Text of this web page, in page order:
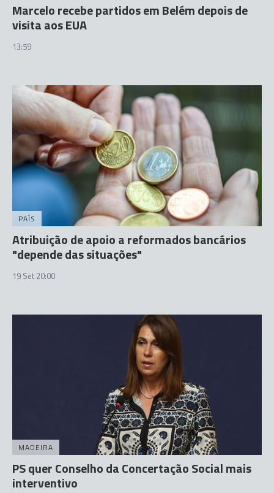
Marcelo recebe partidos em Belém depois de
visita aos EUA
13:59
PAÍS
Atribuição de apoio a reformados bancários
"depende das situações"
19 Set 20:00
MADEIRA
PS quer Conselho da Concertação Social mais
interventivo